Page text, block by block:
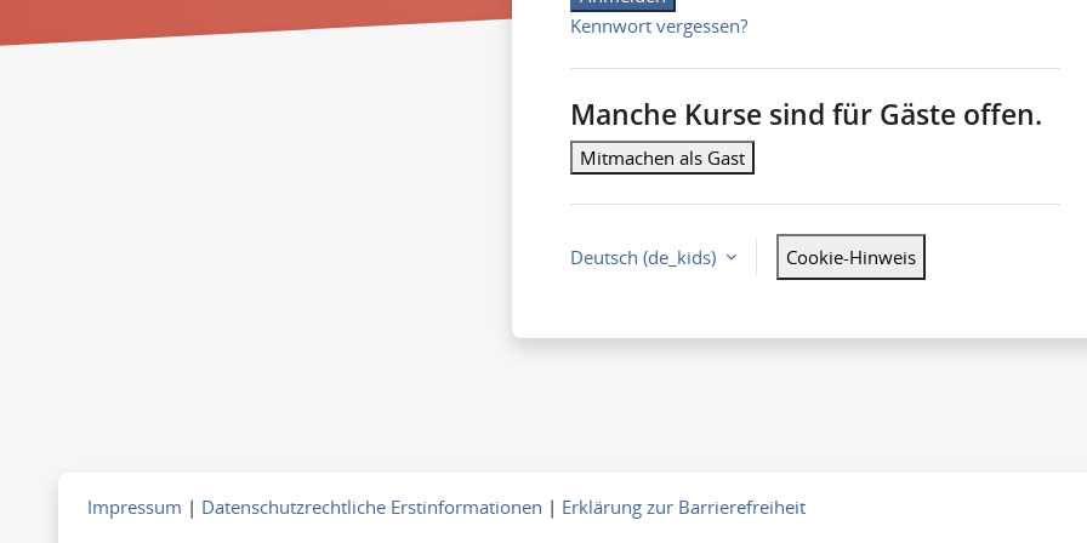
Kennwort vergessen?
Manche Kurse sind für Gäste offen.
Mitmachen als Gast
Deutsch ‎(de_kids)‎ Cookie-Hinweis
Impressum | Datenschutzrechtliche Erstinformationen | Erklärung zur Barrierefreiheit